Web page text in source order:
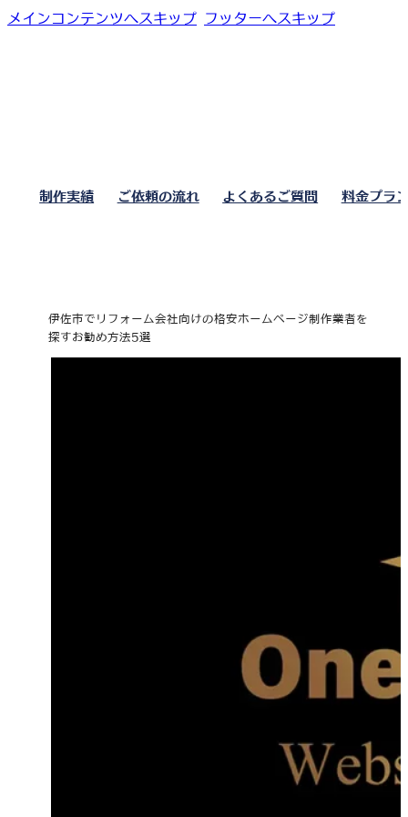
メインコンテンツへスキップ フッターへスキップ
制作実績 ご依頼の流れ よくあるご質問 料金プラ
伊佐市でリフォーム会社向けの格安ホームページ制作業者を
探すお勧め方法5選